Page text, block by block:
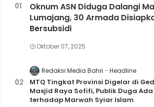
Oknum ASN Diduga Dalangi
Lumajang, 30 Armada
Bersubsidi
Oktober 07, 2025
Redaksi Media Bahri Headline
MTQ Tingkat Provinsi Digelar di
Masjid Raya Sofifi, Publik Duga Ada
terhadap Marwah Syiar Islam